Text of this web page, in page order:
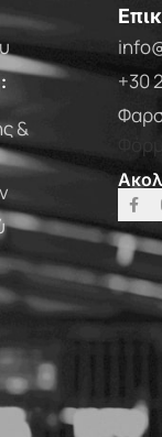
&
+30